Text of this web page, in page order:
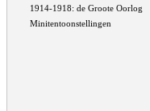
1914-1918: de Groote Oorlog
Minitentoonstellingen